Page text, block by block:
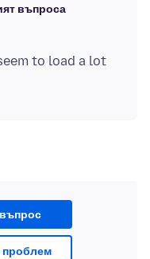
въпроса
to load a lot
проблем